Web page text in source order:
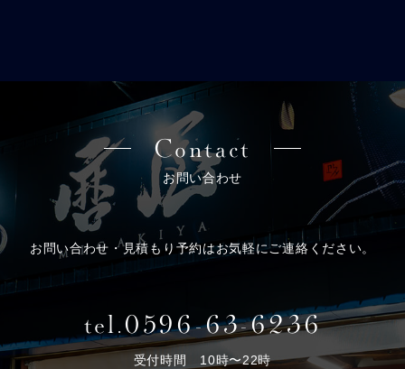
Contact
お問い合わせ
お問い合わせ・見積もり予約はお気軽にご連絡ください。
tel.0596-63-6236
受付時間 10時〜22時